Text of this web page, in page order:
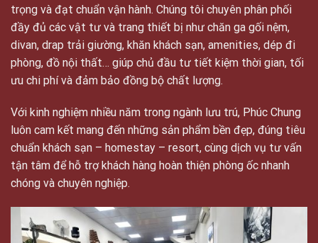
trọng và đạt chuẩn vận hành. Chúng tôi chuyên phân phối
đầy đủ các vật tư và trang thiết bị như chăn ga gối nệm,
divan, drap trải giường, khăn khách sạn, amenities, dép đi
phòng, đồ nội thất… giúp chủ đầu tư tiết kiệm thời gian, tối
ưu chi phí và đảm bảo đồng bộ chất lượng.
Với kinh nghiệm nhiều năm trong ngành lưu trú, Phúc Chung
luôn cam kết mang đến những sản phẩm bền đẹp, đúng tiêu
chuẩn khách sạn – homestay – resort, cùng dịch vụ tư vấn
tận tâm để hỗ trợ khách hàng hoàn thiện phòng ốc nhanh
chóng và chuyên nghiệp.